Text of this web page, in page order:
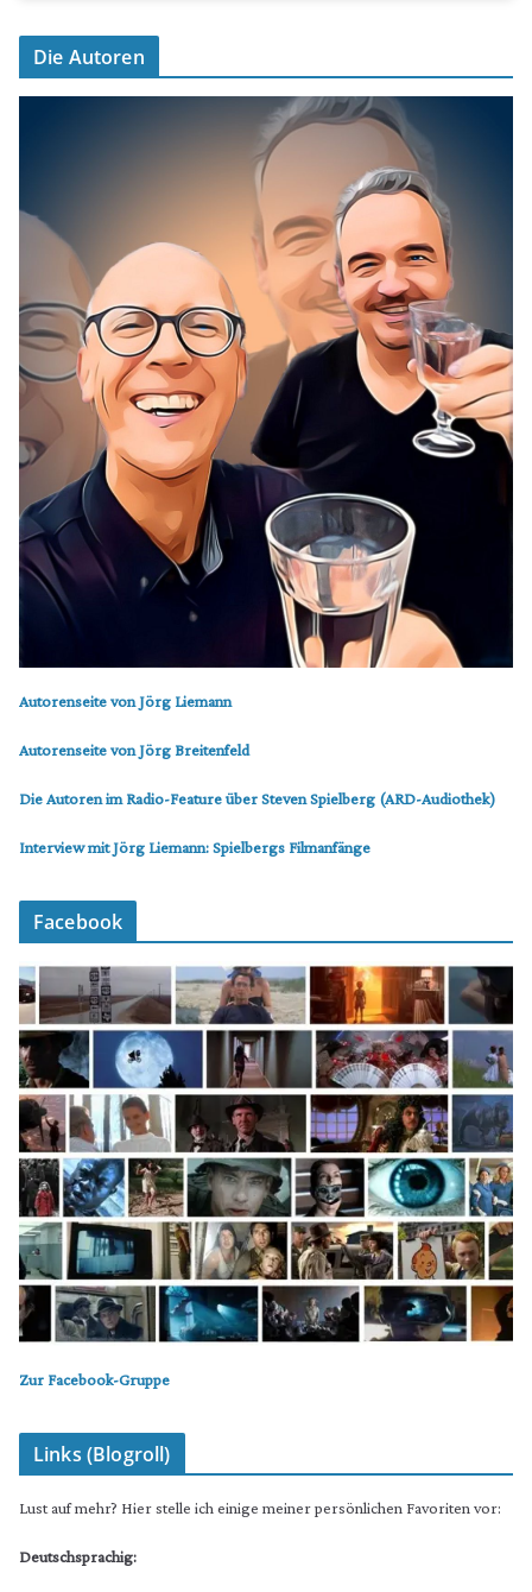
Die Autoren
Autorenseite von Jörg Liemann
Autorenseite von Jörg Breitenfeld
Die Autoren im Radio-Feature über Steven Spielberg (ARD-Audiothek)
Interview mit Jörg Liemann: Spielbergs Filmanfänge
Facebook
Zur Facebook-Gruppe
Links (Blogroll)
Lust auf mehr? Hier stelle ich einige meiner persönlichen Favoriten vor:
Deutschsprachig: